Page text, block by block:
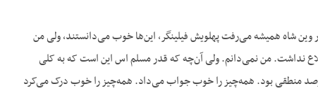
وین شاه همیشه می‌رفت پهلویش فیلینگر، این‌ها خوب می‌دانستند، ولی من
نداشت. من نمی‌دانم. ولی آن‌چه که قدر مسلم اس این است که به کلی
منطقی بود. همه‌چیز را خوب جواب می‌داد. همه‌چیز را خوب درک می‌کرد